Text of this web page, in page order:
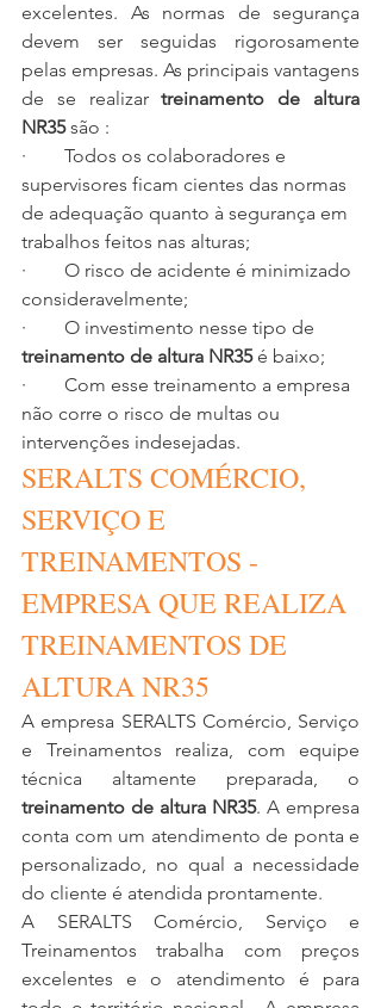
excelentes. As normas de segurança
devem ser seguidas rigorosamente
pelas empresas. As principais vantagens
de se realizar treinamento de altura
NR35 são :
·        Todos os colaboradores e
supervisores ficam cientes das normas
de adequação quanto à segurança em
trabalhos feitos nas alturas;
·        O risco de acidente é minimizado
consideravelmente;
·        O investimento nesse tipo de
treinamento de altura NR35 é baixo;
·        Com esse treinamento a empresa
não corre o risco de multas ou
intervenções indesejadas.
SERALTS COMÉRCIO,
SERVIÇO E
TREINAMENTOS -
EMPRESA QUE REALIZA
TREINAMENTOS DE
ALTURA NR35
A empresa SERALTS Comércio, Serviço
e Treinamentos realiza, com equipe
treinamento de altura NR35. A empresa
conta com um atendimento de ponta e
personalizado, no qual a necessidade
do cliente é atendida prontamente.
A SERALTS Comércio, Serviço e
Treinamentos trabalha com preços
excelentes e o atendimento é para